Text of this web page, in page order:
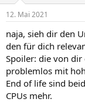
12. Mai 2021
naja, sieh dir den
den für dich
Spoiler: die von
problemlos mit
End of life sind
CPUs mehr.